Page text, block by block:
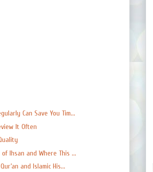
Can Save You Tim...
It Often
Ihsan and Where This ...
and Islamic His...